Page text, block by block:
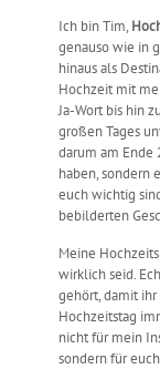
Ich bin Tim,
genauso wie in
hinaus als
Hochzeit mit
Ja-Wort bis hin
großen Tages
darum am Ende
haben, sondern
euch wichtig
bebilderten
Meine
wirklich seid.
gehört, damit
Hochzeitstag
nicht für mein
sondern für